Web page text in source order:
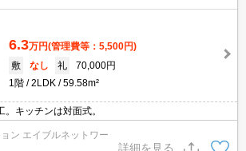
6.3万円(管理費等：5,500円)
敷
なし 礼
70,000円
1階
2LDK 59.58m²
。キッチンは対面式。
ン エイブルネットワー
詳細を見る